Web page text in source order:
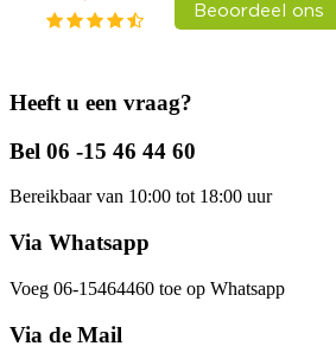
Heeft u een vraag?
Bel 06 -15 46 44 60
Bereikbaar van 10:00 tot 18:00 uur
Via Whatsapp
Voeg 06-15464460 toe op Whatsapp
Via de Mail